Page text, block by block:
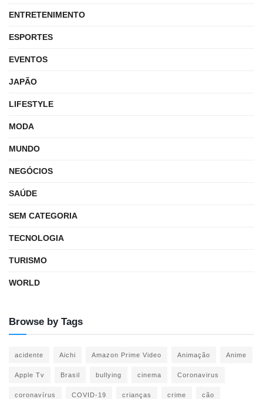
ENTRETENIMENTO
ESPORTES
EVENTOS
JAPÃO
LIFESTYLE
MODA
MUNDO
NEGÓCIOS
SAÚDE
SEM CATEGORIA
TECNOLOGIA
TURISMO
WORLD
Browse by Tags
acidente Aichi Amazon Prime Video Animação Anime
Apple Tv Brasil bullying cinema Coronavirus
coronavírus COVID-19 crianças crime cão